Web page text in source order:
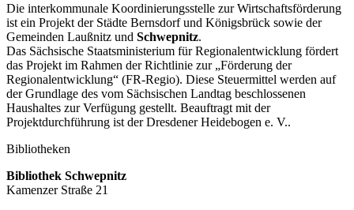
Die interkommunale Koordinierungsstelle zur Wirtschaftsförderung
ist ein Projekt der Städte Bernsdorf und Königsbrück sowie der
Gemeinden Laußnitz und Schwepnitz.
Das Sächsische Staatsministerium für Regionalentwicklung fördert
das Projekt im Rahmen der Richtlinie zur „Förderung der
Regionalentwicklung“ (FR-Regio). Diese Steuermittel werden auf
der Grundlage des vom Sächsischen Landtag beschlossenen
Haushaltes zur Verfügung gestellt. Beauftragt mit der
Projektdurchführung ist der Dresdener Heidebogen e. V..
Bibliotheken
Bibliothek Schwepnitz
Kamenzer Straße 21